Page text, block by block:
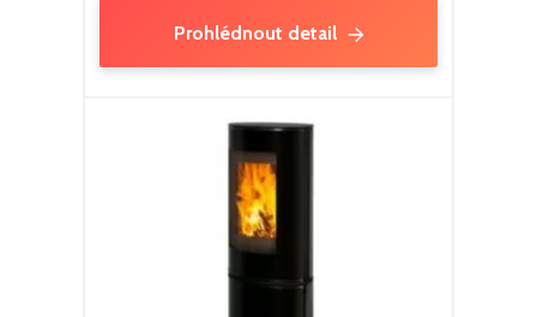
Prohlédnout detail